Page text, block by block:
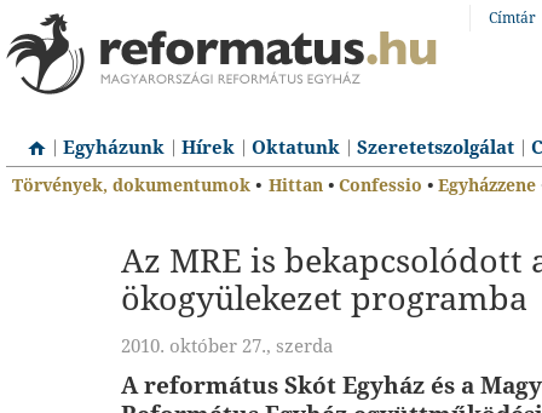
Címtár
Egyházunk Hírek Oktatunk Szeretetszolgálat
Törvények, dokumentumok • Hittan • Confessio • Egyházzene
Az MRE is bekapcsolódott
ökogyülekezet programba
2010. október 27., szerda
A református Skót Egyház és a